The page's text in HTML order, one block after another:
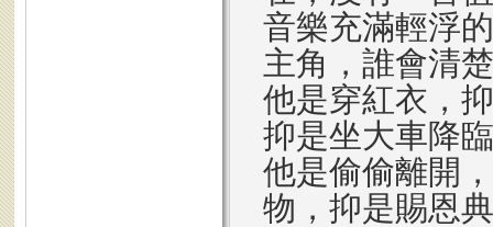
音樂充滿輕浮
主角，誰會清
他是穿紅衣，
抑是坐大車降
他是偷偷離開
物，抑是賜恩